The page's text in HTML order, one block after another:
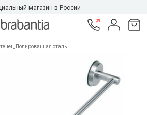
магазин в России
Полированная сталь